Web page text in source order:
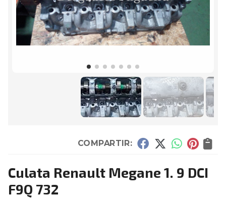
COMPARTIR:
Culata Renault Megane 1. 9 DCI
F9Q 732